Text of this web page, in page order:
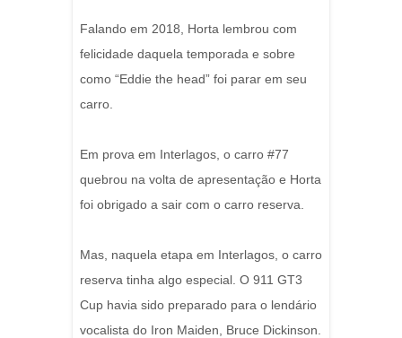
Falando em 2018, Horta lembrou com
felicidade daquela temporada e sobre
como “Eddie the head” foi parar em seu
carro.
Em prova em Interlagos, o carro #77
quebrou na volta de apresentação e Horta
foi obrigado a sair com o carro reserva.
Mas, naquela etapa em Interlagos, o carro
reserva tinha algo especial. O 911 GT3
Cup havia sido preparado para o lendário
vocalista do Iron Maiden, Bruce Dickinson.